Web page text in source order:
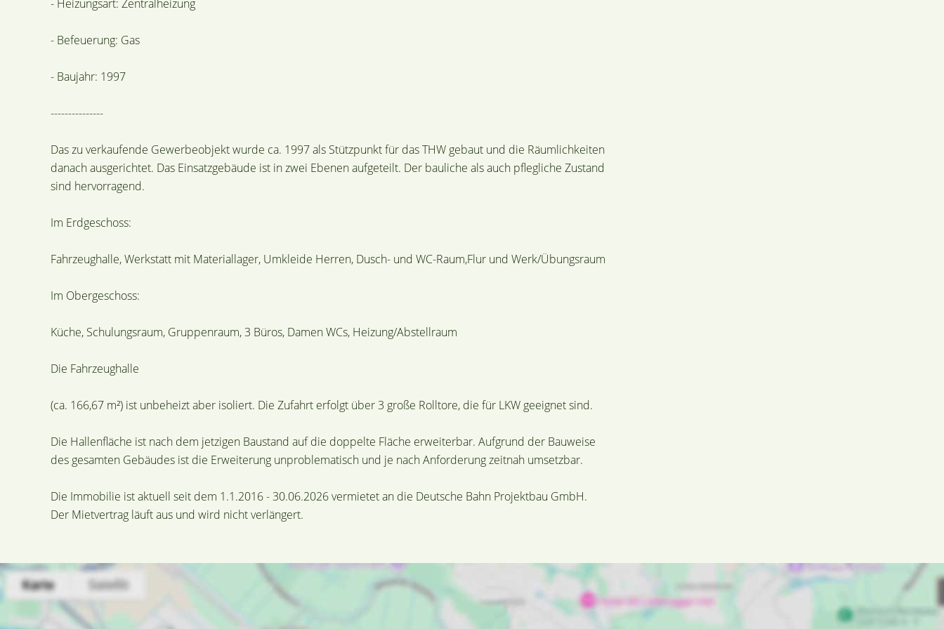
- Heizungsart: Zentralheizung
- Befeuerung: Gas
- Baujahr: 1997
---------------
Das zu verkaufende Gewerbeobjekt wurde ca. 1997 als Stützpunkt für das THW gebaut und die Räumlichkeiten
danach ausgerichtet. Das Einsatzgebäude ist in zwei Ebenen aufgeteilt. Der bauliche als auch pflegliche Zustand
sind hervorragend.
Im Erdgeschoss:
Fahrzeughalle, Werkstatt mit Materiallager, Umkleide Herren, Dusch- und WC-Raum,Flur und Werk/Übungsraum
Im Obergeschoss:
Küche, Schulungsraum, Gruppenraum, 3 Büros, Damen WCs, Heizung/Abstellraum
Die Fahrzeughalle
(ca. 166,67 m²) ist unbeheizt aber isoliert. Die Zufahrt erfolgt über 3 große Rolltore, die für LKW geeignet sind.
Die Hallenfläche ist nach dem jetzigen Baustand auf die doppelte Fläche erweiterbar. Aufgrund der Bauweise
des gesamten Gebäudes ist die Erweiterung unproblematisch und je nach Anforderung zeitnah umsetzbar.
Die Immobilie ist aktuell seit dem 1.1.2016 - 30.06.2026 vermietet an die Deutsche Bahn Projektbau GmbH.
Der Mietvertrag läuft aus und wird nicht verlängert.